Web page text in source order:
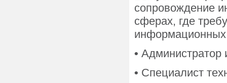
сопровождение
сферах, где
информационных
•
• Специалист